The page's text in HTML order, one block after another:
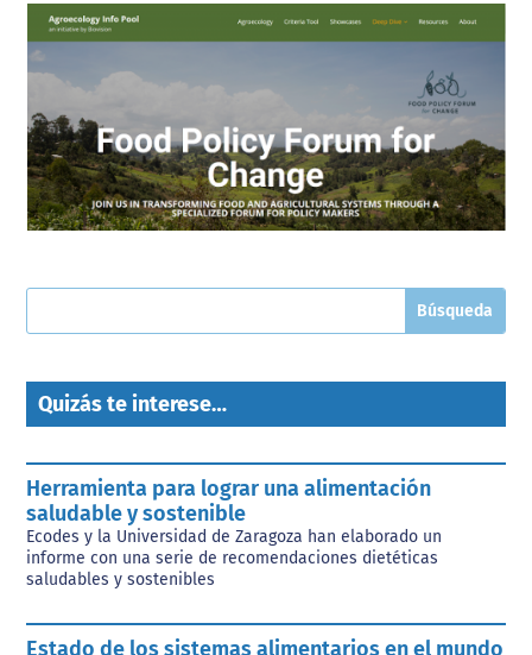
Quizás te interese…
Herramienta para lograr una alimentación
saludable y sostenible
Ecodes y la Universidad de Zaragoza han elaborado un
informe con una serie de recomendaciones dietéticas
saludables y sostenibles
Estado de los sistemas alimentarios en el mundo